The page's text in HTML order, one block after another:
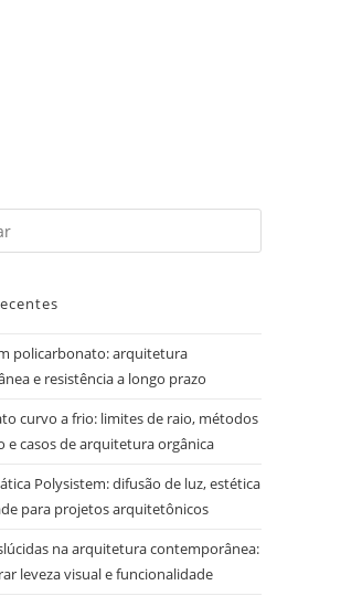
policarbonato: arquitetura
e resistência a longo prazo
curvo a frio: limites de raio, métodos
e casos de arquitetura orgânica
Polysistem: difusão de luz, estética
para projetos arquitetônicos
na arquitetura contemporânea:
leveza visual e funcionalidade